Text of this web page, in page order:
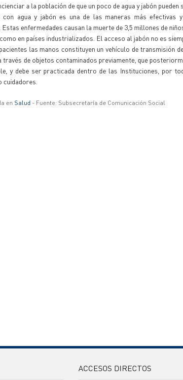
a la población de que un poco de agua y jabón pueden
agua y jabón es una de las maneras más efectivas
enfermedades causan la muerte de 3,5 millones de
en países industrializados. El acceso al jabón no es
las manos constituyen un vehículo de transmisión
de objetos contaminados previamente, que
y debe ser practicada dentro de las Instituciones, por
cuidadores.
en Salud - Fuente: Subsecretaría de Comunicación Social
ACCESOS DIRECTOS